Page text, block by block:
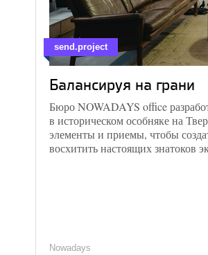
send.project
Балансируя на грани
Бюро NOWADAYS office
в историческом особняке на
элементы и приемы, чтобы
восхитить настоящих знатоков
Nowadays